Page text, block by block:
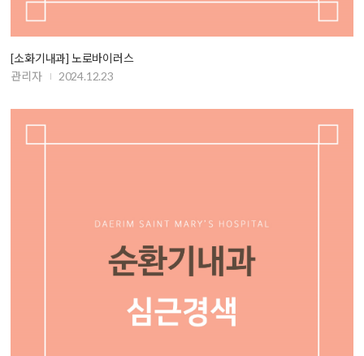
[소화기내과] 노로바이러스
관리자
2024.12.23